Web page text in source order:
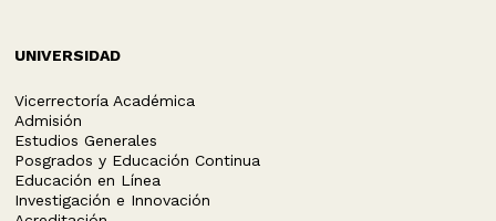
UNIVERSIDAD
Vicerrectoría Académica
Admisión
Estudios Generales
Posgrados y Educación Continua
Educación en Línea
Investigación e Innovación